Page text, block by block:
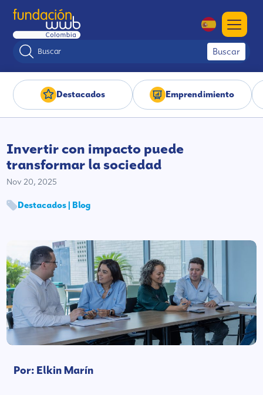
Buscar
Destacados Emprendimiento
Invertir con impacto puede
transformar la sociedad
Nov 20, 2025
Destacados | Blog
Por: Elkin Marín